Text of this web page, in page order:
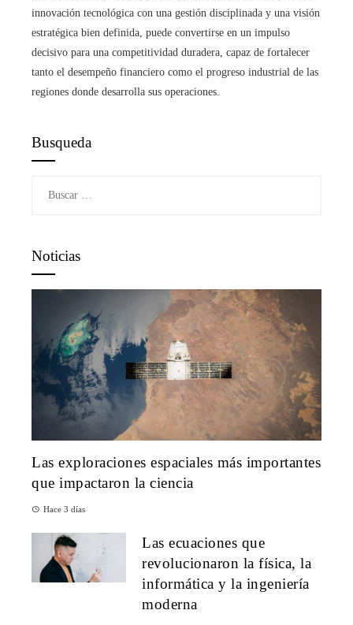
innovación tecnológica con una gestión disciplinada y una visión
estratégica bien definida, puede convertirse en un impulso
decisivo para una competitividad duradera, capaz de fortalecer
tanto el desempeño financiero como el progreso industrial de las
regiones donde desarrolla sus operaciones.
Busqueda
Noticias
Las exploraciones espaciales más importantes
que impactaron la ciencia
Hace 3 días
Las ecuaciones que
revolucionaron la física, la
informática y la ingeniería
moderna